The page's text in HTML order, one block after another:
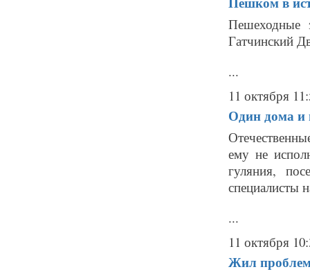
Пешеходные
Гатчинский
...
11 октября
Один дома и
ему не
гуляния,
специалисты
...
11 октября
Жил